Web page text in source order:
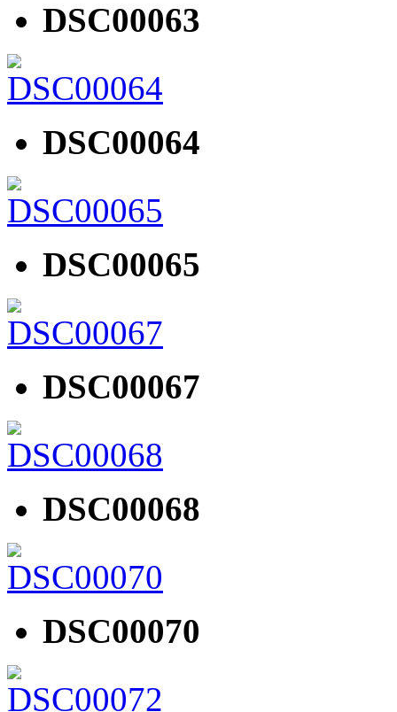
DSC00063
DSC00064
DSC00065
DSC00067
DSC00068
DSC00070